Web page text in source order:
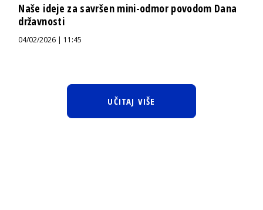
Naše ideje za savršen mini-odmor povodom Dana
državnosti
04/02/2026 | 11:45
UČITAJ VIŠE